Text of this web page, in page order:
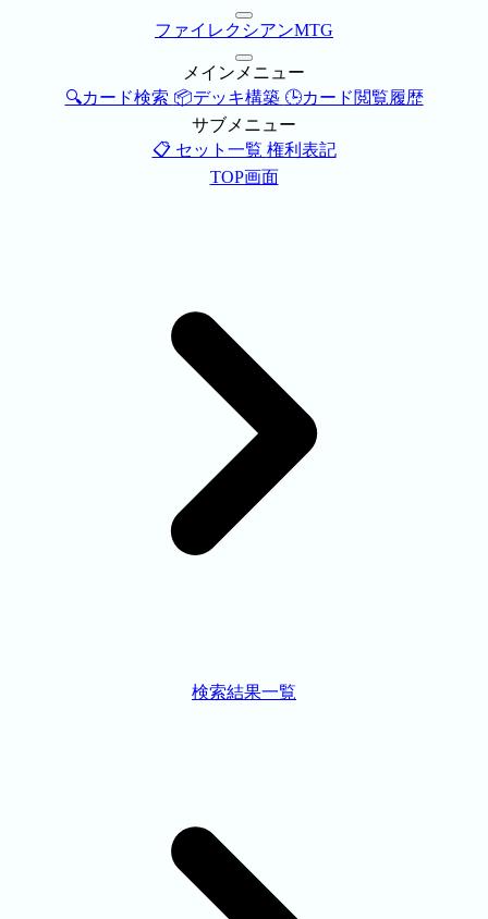
ファイレクシアンMTG
メインメニュー
🔍カード検索 📦デッキ構築 🕒カード閲覧履歴
サブメニュー
📋 セット一覧 権利表記
TOP画面
検索結果一覧